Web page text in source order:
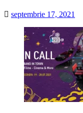
septembrie 17, 2021